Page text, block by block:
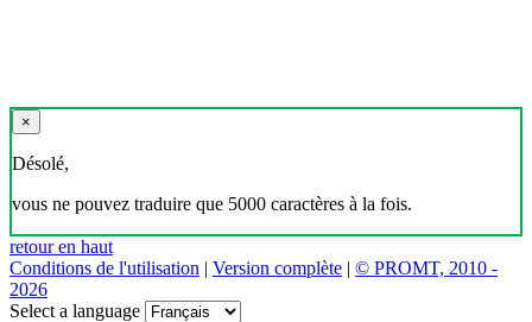
×
Désolé,
vous ne pouvez traduire que 5000 caractères à la fois.
retour en haut
Conditions de l'utilisation | Version complète | © PROMT, 2010 -
2026
Select a language